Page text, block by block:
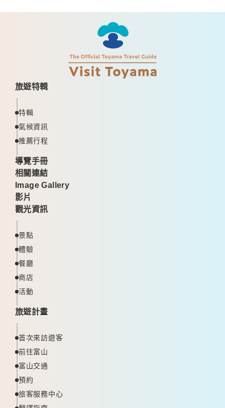
旅遊特輯
特輯
氣候資訊
推薦行程
導覽手冊
相關連結
Image Gallery
影片
觀光資訊
景點
體驗
餐廳
商店
活動
旅遊計畫
首次來訪遊客
前往富山
富山交通
預約
旅客服務中心